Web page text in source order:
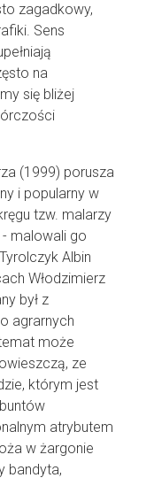
zagadkowy,
Sens
na
się bliżej
(1999) porusza
i popularny w
tzw. malarzy
- malowali go
Albin
Włodzimierz
był z
agrarnych
może
ze
którym jest
atrybutem
w żargonie
bandyta,